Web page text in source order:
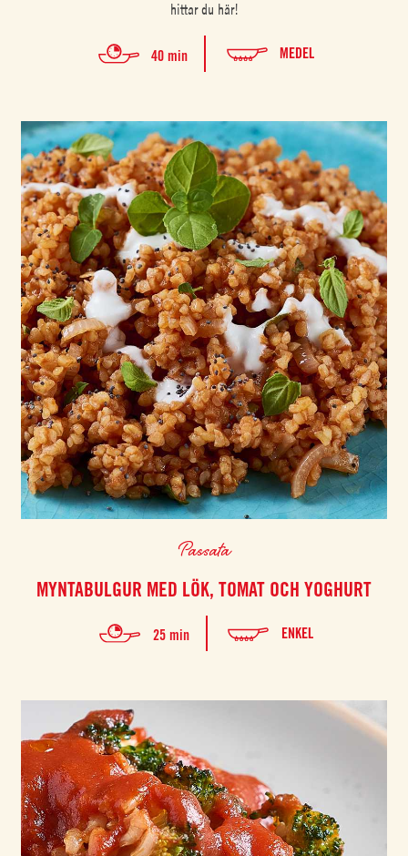
hittar du här!
40 min MEDEL
Passata
MYNTABULGUR MED LÖK, TOMAT OCH YOGHURT
25 min ENKEL